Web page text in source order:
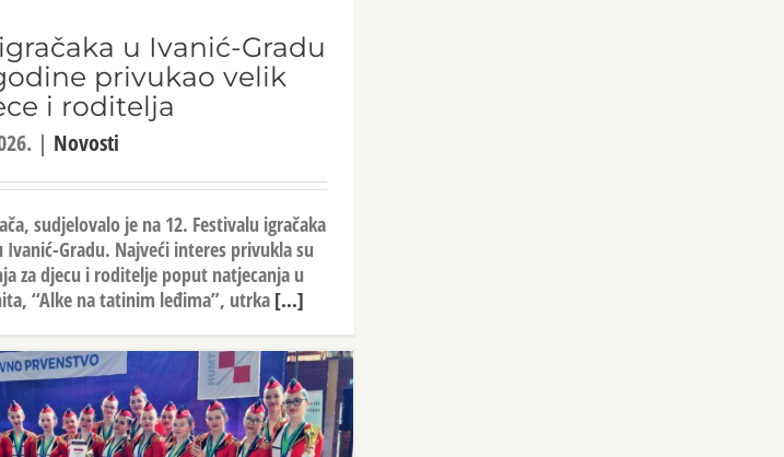
u Ivanić-Gradu
privukao velik
i roditelja
| Novosti
sudjelovalo je na 12. Festivalu igračaka
Ivanić-Gradu. Najveći interes privukla su
za djecu i roditelje poput natjecanja u
“Alke na tatinim leđima”, utrka [...]